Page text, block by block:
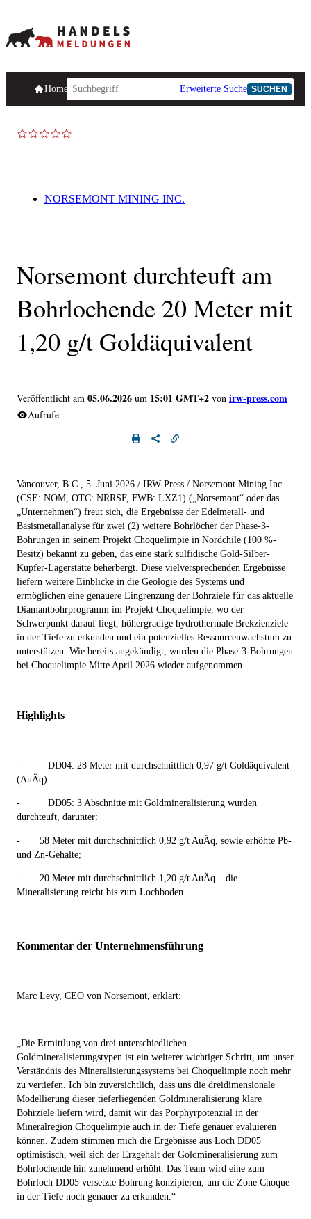
HomepageHandelsmeldungen Ad-Hoc-Meldungen
Erweiterte Suche SUCHEN
NORSEMONT MINING INC.
Norsemont durchteuft am
Bohrlochende 20 Meter mit
1,20 g/t Goldäquivalent
Veröffentlicht am 05.06.2026 um 15:01 GMT+2 von irw-press.com
Aufrufe
Vancouver, B.C., 5. Juni 2026 / IRW-Press / Norsemont Mining Inc.
(CSE: NOM, OTC: NRRSF, FWB: LXZ1) („ Norsemont“ oder das
Unternehmen“) freut sich, die Ergebnisse der Edelmetall- und
Basismetallanalyse für zwei (2) weitere Bohrlöcher der Phase-3-
Bohrungen in seinem Projekt Choquelimpie in Nordchile (100 %-
Besitz) bekannt zu geben, das eine stark sulfidische Gold-Silber-
Kupfer-Lagerstätte beherbergt. Diese vielversprechenden Ergebnisse
liefern weitere Einblicke in die Geologie des Systems und
ermöglichen eine genauere Eingrenzung der Bohrziele für das aktuelle
Diamantbohrprogramm im Projekt Choquelimpie, wo der
Schwerpunkt darauf liegt, höhergradige hydrothermale Brekzienziele
in der Tiefe zu erkunden und ein potenzielles Ressourcenwachstum zu
unterstützen. Wie bereits angekündigt, wurden die Phase-3-Bohrungen
bei Choquelimpie Mitte April 2026 wieder aufgenommen.
Highlights
-
DD04: 28 Meter mit durchschnittlich 0,97 g/t Goldäquivalent
(AuÄq)
-
DD05: 3 Abschnitte mit Goldmineralisierung wurden
durchteuft, darunter:
-
58 Meter mit durchschnittlich 0,92 g/t AuÄq, sowie erhöhte Pb-
und Zn-Gehalte;
-
20 Meter mit durchschnittlich 1,20 g/t AuÄq – die
Mineralisierung reicht bis zum Lochboden.
Kommentar der Unternehmensführung
Marc Levy, CEO von Norsemont, erklärt:
„Die Ermittlung von drei unterschiedlichen
Goldmineralisierungstypen ist ein weiterer wichtiger Schritt, um unser
Verständnis des Mineralisierungssystems bei Choquelimpie noch mehr
zu vertiefen. Ich bin zuversichtlich, dass uns die dreidimensionale
Modellierung dieser tieferliegenden Goldmineralisierung klare
Bohrziele liefern wird, damit wir das Porphyrpotenzial in der
Mineralregion Choquelimpie auch in der Tiefe genauer evaluieren
können. Zudem stimmen mich die Ergebnisse aus Loch DD05
optimistisch, weil sich der Erzgehalt der Goldmineralisierung zum
Bohrlochende hin zunehmend erhöht. Das Team wird eine zum
Bohrloch DD05 versetzte Bohrung konzipieren, um die Zone Choque
in der Tiefe noch genauer zu erkunden.“